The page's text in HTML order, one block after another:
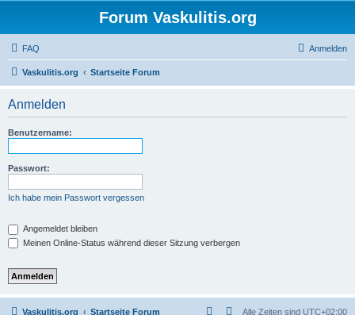
Forum Vaskulitis.org
FAQ Anmelden
Vaskulitis.org Startseite Forum
Anmelden
Benutzername:
Passwort:
Ich habe mein Passwort vergessen
Angemeldet bleiben
Meinen Online-Status während dieser Sitzung verbergen
Vaskulitis.org Startseite Forum Alle Zeiten sind UTC+02:00